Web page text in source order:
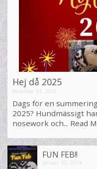
Hej då 2025
december 31, 2025
Dags för en
2025? Hundmässigt
nosework och... Read
FUN FEB!!
januari 29, 2024